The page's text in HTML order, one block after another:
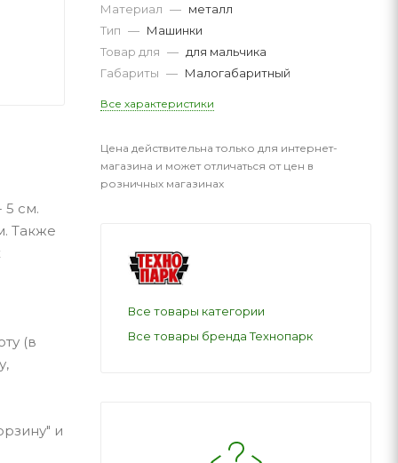
5 см.
Также
(в
и
Материал — металл
Тип — Машинки
Товар для — для мальчика
Габариты — Малогабаритный
Все характеристики
Цена действительна только для интернет-
магазина и может отличаться от цен в
розничных магазинах
Все товары категории
Все товары бренда Технопарк